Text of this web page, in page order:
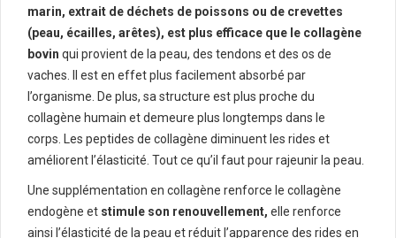
marin, extrait de déchets de poissons ou de crevettes
(peau, écailles, arêtes), est plus efficace que le collagène
bovin qui provient de la peau, des tendons et des os de
vaches. Il est en effet plus facilement absorbé par
l’organisme. De plus, sa structure est plus proche du
collagène humain et demeure plus longtemps dans le
corps. Les peptides de collagène diminuent les rides et
améliorent l’élasticité. Tout ce qu’il faut pour rajeunir la peau.
Une supplémentation en collagène renforce le collagène
endogène et stimule son renouvellement, elle renforce
ainsi l’élasticité de la peau et réduit l’apparence des rides en